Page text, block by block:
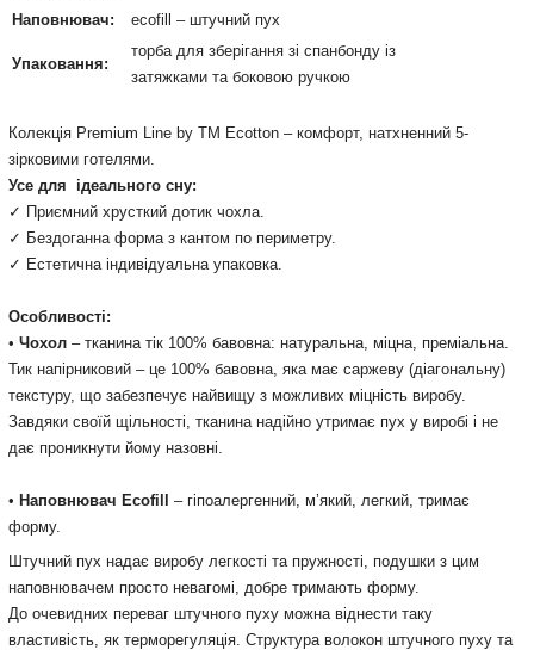
Наповнювач: ecofill – штучний пух
Упаковання:
торба для зберігання зі спанбонду із
затяжками та боковою ручкою
Колекція Premium Line by TM Ecotton – комфорт, натхненний 5-
зірковими готелями.
Усе для ідеального сну:
✓ Приємний хрусткий дотик чохла.
✓ Бездоганна форма з кантом по периметру.
✓ Естетична індивідуальна упаковка.
Особливості:
• Чохол– тканина тік 100% бавовна: натуральна, міцна, преміальна.
Тик напірниковий – це 100% бавовна, яка має саржеву (діагональну)
текстуру, що забезпечує найвищу з можливих міцність виробу.
Завдяки своїй щільності, тканина надійно утримає пух у виробі і не
дає проникнути йому назовні.
• Наповнювач Ecofill
– гіпоалергенний, м’який, легкий, тримає
форму.
Штучний пух надає виробу легкості та пружності, подушки з цим
наповнювачем просто невагомі, добре тримають форму.
До очевидних переваг штучного пуху можна віднести таку
властивість, як терморегуляція. Структура волокон штучного пуху та